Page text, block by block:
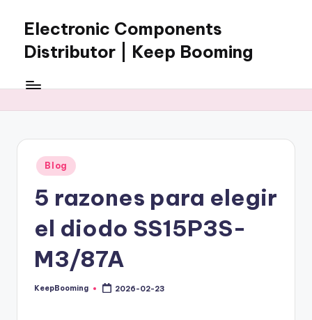
content
Electronic Components
Distributor | Keep Booming
Booming
components,
connectors,
ICs,
and
sourcing
support
for
Posted
in
Blog
5 razones para elegir
el diodo SS15P3S-
M3/87A
Posted
KeepBooming 2026-02-23